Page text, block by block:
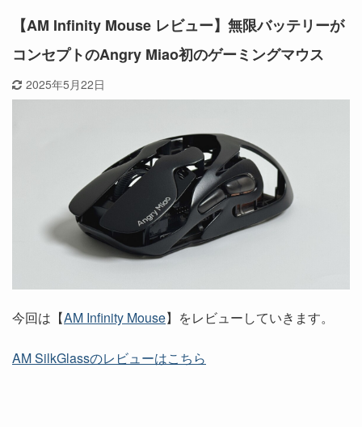
【AM Infinity Mouse レビュー】無限バッテリーが
コンセプトのAngry Miao初のゲーミングマウス
2025年5月22日
今回は【AM Infinity Mouse】をレビューしていきます。
AM SilkGlassのレビューはこちら